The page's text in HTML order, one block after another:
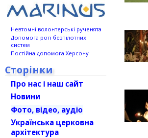
Невтомні волонтерські рученята
Допомога роті безпілотних
систем
Постійна допомога Херсону
Сторінки
Про нас і наш сайт
Новини
Фото, відео, аудіо
Українська церковна
архітектура